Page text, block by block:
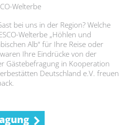
Welterbe
bei uns in der Region? Welche
Welterbe „Höhlen und
Alb“ für Ihre Reise oder
Ihre Eindrücke von der
Gästebefragung in Kooperation
Deutschland e.V. freuen